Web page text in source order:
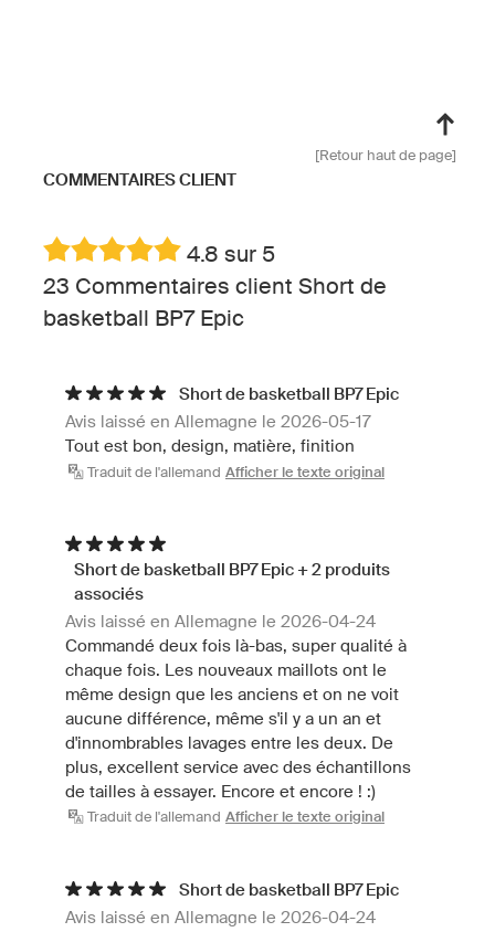
[Retour haut de page]
COMMENTAIRES CLIENT
4.8 sur 5
23 Commentaires client Short de
basketball BP7 Epic
Short de basketball BP7 Epic
Avis laissé en Allemagne le 2026-05-17
Tout est bon, design, matière, finition
Traduit de l'allemand Afficher le texte original
Short de basketball BP7 Epic + 2 produits
associés
Avis laissé en Allemagne le 2026-04-24
Commandé deux fois là-bas, super qualité à
chaque fois. Les nouveaux maillots ont le
même design que les anciens et on ne voit
aucune différence, même s'il y a un an et
d'innombrables lavages entre les deux. De
plus, excellent service avec des échantillons
de tailles à essayer. Encore et encore ! :)
Traduit de l'allemand Afficher le texte original
Short de basketball BP7 Epic
Avis laissé en Allemagne le 2026-04-24